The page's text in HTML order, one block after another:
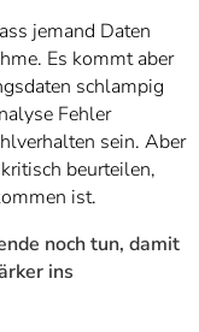
jemand Daten
Es kommt aber
schlampig
Fehler
sein. Aber
beurteilen,
ist.
noch tun, damit
ins